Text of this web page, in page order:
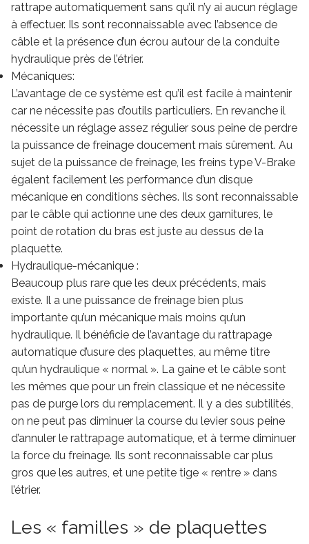
rattrape automatiquement sans qu’il n’y ai aucun réglage
à effectuer. Ils sont reconnaissable avec l’absence de
câble et la présence d’un écrou autour de la conduite
hydraulique près de l’étrier.
Mécaniques:
L’avantage de ce système est qu’il est facile à maintenir
car ne nécessite pas d’outils particuliers. En revanche il
nécessite un réglage assez régulier sous peine de perdre
la puissance de freinage doucement mais sûrement. Au
sujet de la puissance de freinage, les freins type V-Brake
égalent facilement les performance d’un disque
mécanique en conditions sèches. Ils sont reconnaissable
par le câble qui actionne une des deux garnitures, le
point de rotation du bras est juste au dessus de la
plaquette.
Hydraulique-mécanique :
Beaucoup plus rare que les deux précédents, mais
existe. Il a une puissance de freinage bien plus
importante qu’un mécanique mais moins qu’un
hydraulique. Il bénéficie de l’avantage du rattrapage
automatique d’usure des plaquettes, au même titre
qu’un hydraulique « normal ». La gaine et le câble sont
les mêmes que pour un frein classique et ne nécessite
pas de purge lors du remplacement. Il y a des subtilités,
on ne peut pas diminuer la course du levier sous peine
d’annuler le rattrapage automatique, et à terme diminuer
la force du freinage. Ils sont reconnaissable car plus
gros que les autres, et une petite tige « rentre » dans
l’étrier.
Les « familles » de plaquettes